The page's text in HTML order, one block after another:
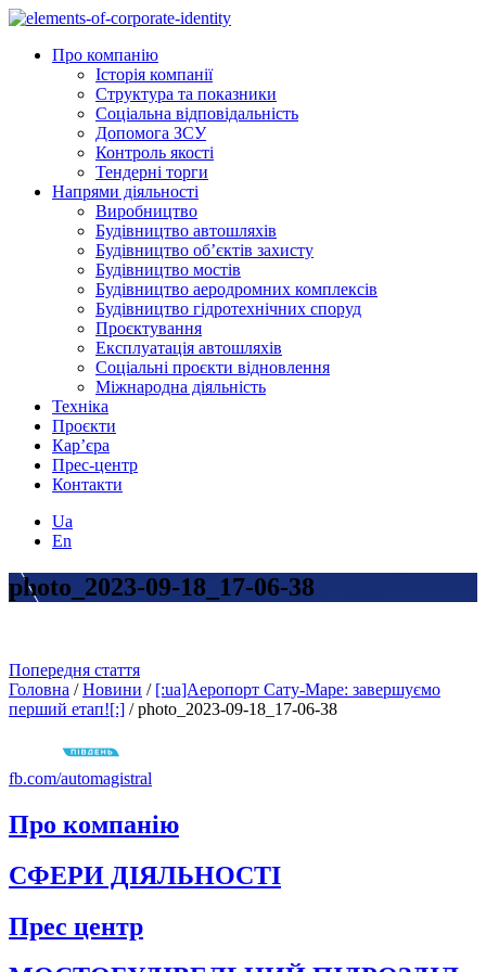
Skip
contentПро компанію
Історія компанії
Структура та показники
Соціальна відповідальність
Допомога ЗСУ
Контроль якості
Тендерні торги
Напрями діяльності
Виробництво
Будівництво автошляхів
Будівництво обʼєктів захисту
Будівництво мостів
Будівництво аеродромних комплексів
Будівництво гідротехнічних споруд
Проєктування
Експлуатація автошляхів
Соціальні проєкти відновлення
Міжнародна діяльність
Техніка
Проєкти
Кар’єра
Прес-центр
Контакти
Ua
En
photo_2023-09-18_17-06-38
Попередня стаття
Головна / Новини / [:ua]Аеропорт Сату-Маре: завершуємо
перший етап![:] / photo_2023-09-18_17-06-38
fb.com/automagistral
Про компанію
СФЕРИ ДІЯЛЬНОСТІ
Прес центр